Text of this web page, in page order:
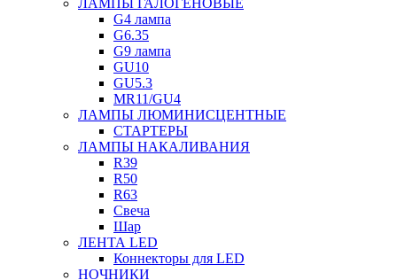
ЛАМПЫ ГАЛОГЕНОВЫЕ
G4 лампа
G6.35
G9 лампа
GU10
GU5.3
MR11/GU4
ЛАМПЫ ЛЮМИНИСЦЕНТНЫЕ
СТАРТЕРЫ
ЛАМПЫ НАКАЛИВАНИЯ
R39
R50
R63
Свеча
Шар
ЛЕНТА LED
Коннекторы для LED
НОЧНИКИ